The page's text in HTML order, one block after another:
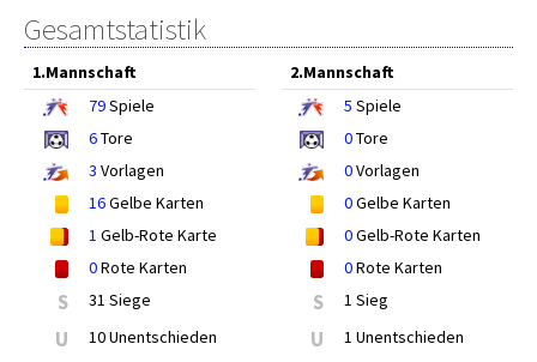
Gesamtstatistik
1.Mannschaft
79Spiele
6Tore
3 Vorlagen
16Gelbe Karten
1 Gelb-Rote Karte
0Rote Karten
S 31 Siege
U 10 Unentschieden
2.Mannschaft
5 Spiele
0Tore
0Vorlagen
0Gelbe Karten
0Gelb-Rote Karten
0Rote Karten
S 1 Sieg
U 1 Unentschieden